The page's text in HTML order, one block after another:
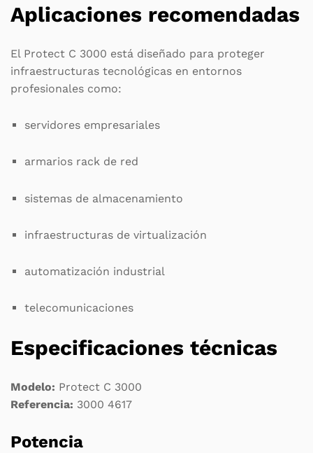
Aplicaciones recomendadas
El Protect C 3000 está diseñado para proteger
infraestructuras tecnológicas en entornos
profesionales como:
servidores empresariales
armarios rack de red
sistemas de almacenamiento
infraestructuras de virtualización
automatización industrial
telecomunicaciones
Especificaciones técnicas
Modelo: Protect C 3000
Referencia: 3000 4617
Potencia